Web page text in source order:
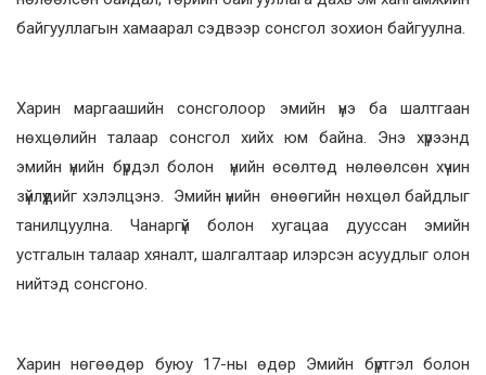
байгууллагын хамаарал сэдвээр сонсгол зохион байгуулна.
Харин маргаашийн сонсголоор эмийн үнэ ба шалтгаан
нөхцөлийн талаар сонсгол хийх юм байна. Энэ хүрээнд
эмийн үнийн бүрдэл болон үнийн өсөлтөд нөлөөлсөн хүчин
зүйлүүдийг хэлэлцэнэ. Эмийн үнийн өнөөгийн нөхцөл байдлыг
танилцуулна. Чанаргүй болон хугацаа дууссан эмийн
устгалын талаар хяналт, шалгалтаар илэрсэн асуудлыг олон
нийтэд сонсгоно.
Харин нөгөөдөр буюу 17-ны өдөр Эмийн бүртгэл болон